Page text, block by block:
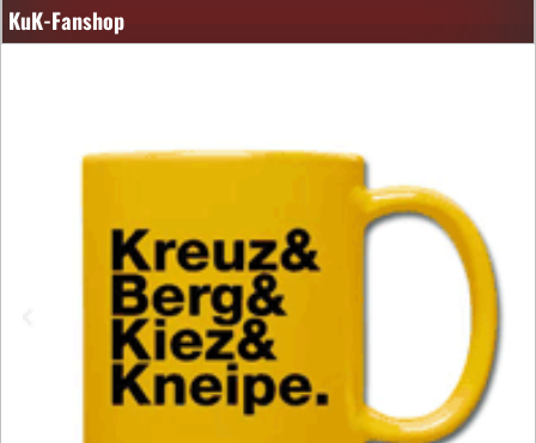
KuK-Fanshop